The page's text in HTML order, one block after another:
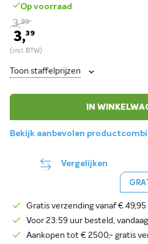
Op voorraad
3,39
3,99
Toon staffelprijzen
IN
Bekijk aanbevolen
Vergelijken
Gratis verzending vanaf € 49,95
Voor 23:59 uur besteld,
Aankopen tot € 2500,- gratis